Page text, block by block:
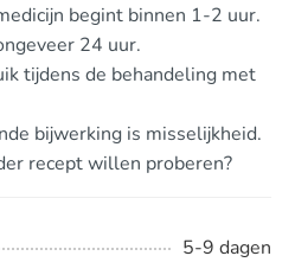
begint binnen 1-2 uur.
24 uur.
tijdens de behandeling met
bijwerking is misselijkheid.
recept willen proberen?
5-9 dagen